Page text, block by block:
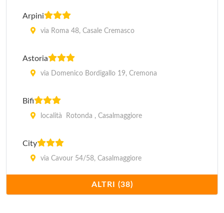
Arpini
via Roma 48, Casale Cremasco
Astoria
via Domenico Bordigallo 19, Cremona
Bifi
località Rotonda , Casalmaggiore
City
via Cavour 54/58, Casalmaggiore
ALTRI (38)